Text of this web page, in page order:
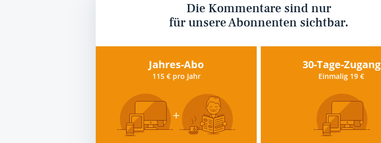
Die Kommentare sind nur
für unsere Abonnenten sichtbar.
Jahres-Abo
115 € pro Jahr
30-Tage-Zugang
Einmalig 19 €